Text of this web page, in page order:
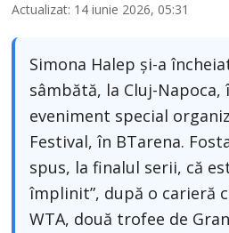
Actualizat: 14 iunie 2026, 05:31
Simona Halep și-a
sâmbătă, la Cluj-Napoca,
eveniment special
Festival, în BTarena.
spus, la finalul serii, că
împlinit”, după o carieră
WTA, două trofee de